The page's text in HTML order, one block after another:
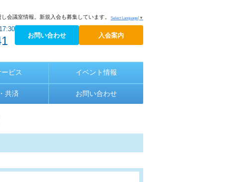
Select Language ▼
会議室情報。新規入会も募集しています。
お問い合わせ 入会案内
ビス イベント情報
共済 お問い合わせ